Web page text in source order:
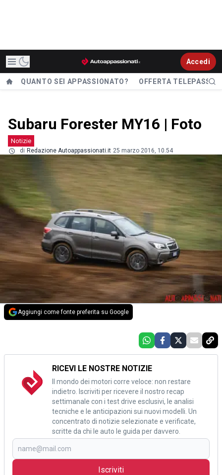
Accedi
QUANTO SEI APPASSIONATO? OFFERTA TELEPASS
Subaru Forester MY16 | Foto
Notizie
di Redazione Autoappassionati.it 25 marzo 2016, 10.54
Aggiungi come fonte preferita su Google
RICEVI LE NOSTRE NOTIZIE
Il mondo dei motori corre veloce: non restare
indietro. Iscriviti per ricevere il nostro recap
settimanale con i test drive esclusivi, le analisi
tecniche e le anticipazioni sui nuovi modelli. Un
concentrato di notizie selezionate e verificate,
scritte da chi le auto le guida per davvero.
Iscriviti